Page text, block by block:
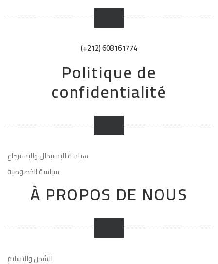
(+212) 608161774
Politique de
confidentialité
سياسة الإستبدال والإسترجاع
سياسة الخصوصية
À PROPOS DE NOUS
الشحن والتسليم